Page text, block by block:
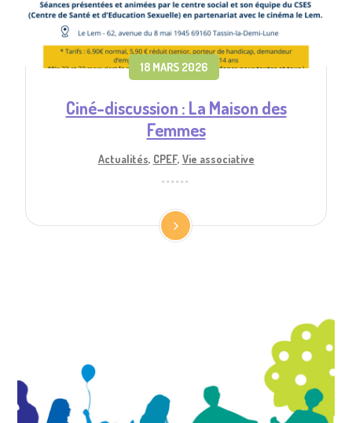
18 MARS 2026
Ciné-discussion : La Maison des
Femmes
Actualités, CPEF, Vie associative